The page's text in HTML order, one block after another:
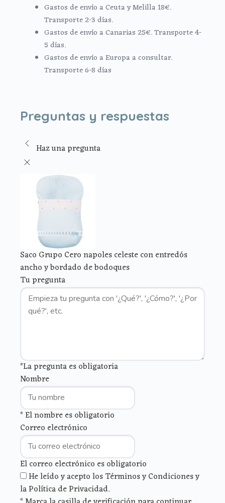
Gastos de envío a Ceuta y Melilla 18€.
Transporte 2-3 días.
Gastos de envío a Canarias 25€. Transporte 4-
5 días.
Gastos de envío a Europa a consultar.
Transporte 6-8 días
Preguntas y respuestas
Haz una pregunta
Saco Grupo Cero napoles celeste con entredós
ancho y bordado de bodoques
Tu pregunta
*La pregunta es obligatoria
Nombre
* El nombre es obligatorio
Correo electrónico
El correo electrónico es obligatorio
He leído y acepto los Términos y Condiciones y
la Política de Privacidad.